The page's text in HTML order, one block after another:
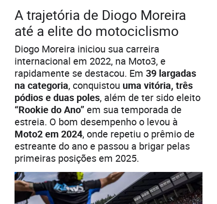
A trajetória de Diogo Moreira
até a elite do motociclismo
Diogo Moreira iniciou sua carreira
internacional em 2022, na Moto3, e
rapidamente se destacou. Em 39 largadas
na categoria, conquistou uma vitória, três
pódios e duas poles, além de ter sido eleito
“Rookie do Ano” em sua temporada de
estreia. O bom desempenho o levou à
Moto2 em 2024, onde repetiu o prêmio de
estreante do ano e passou a brigar pelas
primeiras posições em 2025.